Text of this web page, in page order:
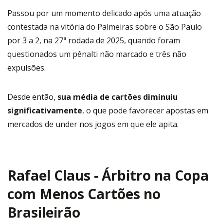
Passou por um momento delicado após uma atuação
contestada na vitória do Palmeiras sobre o São Paulo
por 3 a 2, na 27ª rodada de 2025, quando foram
questionados um pênalti não marcado e três não
expulsões.
Desde então, sua média de cartões diminuiu
significativamente, o que pode favorecer apostas em
mercados de under nos jogos em que ele apita.
Rafael Claus - Árbitro na Copa
com Menos Cartões no
Brasileirão